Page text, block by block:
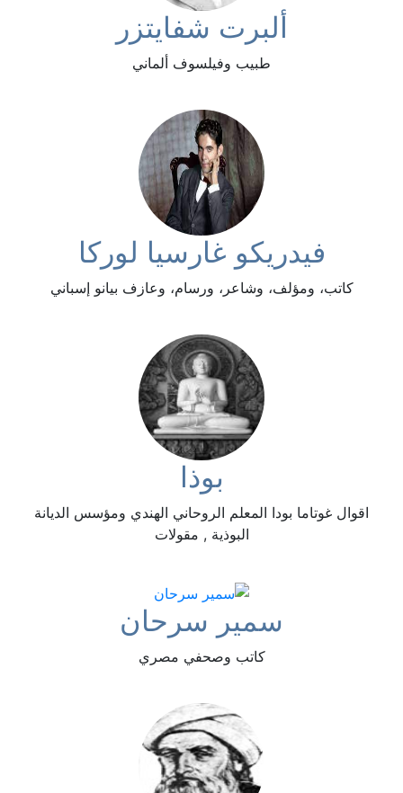
ألبرت شفايتزر
طبيب وفيلسوف ألماني
فيدريكو غارسيا لوركا
كاتب، ومؤلف، وشاعر، ورسام، وعازف بيانو إسباني
بوذا
اقوال غوتاما بودا المعلم الروحاني الهندي ومؤسس الديانة
البوذية , مقولات
سمير سرحان
كاتب وصحفي مصري